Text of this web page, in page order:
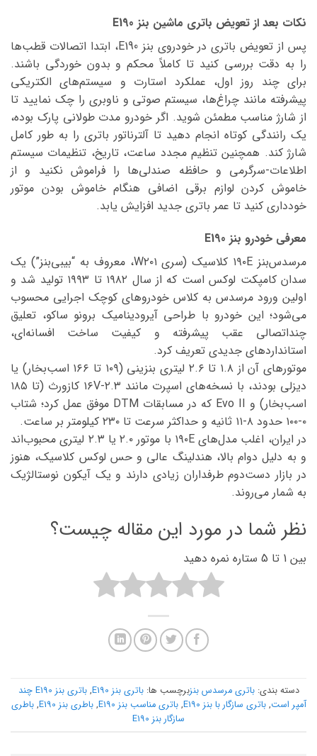
نکات بعد از تعویض باتری ماشین بنز E190
پس از تعویض باتری در خودروی بنز E190، ابتدا اتصالات قطب‌ها
را به دقت بررسی کنید تا کاملاً محکم و بدون خوردگی باشند.
برای چند روز اول، عملکرد استارت و سیستم‌های الکتریکی
پیشرفته مانند چراغ‌ها، سیستم صوتی و ناوبری را چک نمایید تا
از شارژ مناسب مطمئن شوید. اگر خودرو مدت طولانی پارک بوده،
یک رانندگی کوتاه انجام دهید تا آلترناتور باتری را به طور کامل
شارژ کند. همچنین تنظیم مجدد ساعت، تاریخ، تنظیمات سیستم
اطلاعات-سرگرمی و حافظه صندلی‌ها را فراموش نکنید و از
خاموش کردن لوازم برقی اضافی هنگام خاموش بودن موتور
خودداری کنید تا عمر باتری جدید افزایش یابد.
معرفی خودرو بنز E190
مرسدس‌بنز ۱۹۰E کلاسیک (سری W۲۰۱، معروف به “بیبی‌بنز”) یک
سدان کامپکت لوکس است که از سال ۱۹۸۲ تا ۱۹۹۳ تولید شد و
اولین ورود مرسدس به کلاس خودروهای کوچک اجرایی محسوب
می‌شود؛ این خودرو با طراحی آیرودینامیک برونو ساکو، تعلیق
چنداتصالی عقب پیشرفته و کیفیت ساخت افسانه‌ای،
استانداردهای جدیدی تعریف کرد.
موتورهای آن از ۱.۸ تا ۲.۶ لیتری بنزینی (۱۰۹ تا ۱۶۶ اسب‌بخار) یا
دیزلی بودند، با نسخه‌های اسپرت مانند ۲.۳-۱۶V کازورث (تا ۱۸۵
اسب‌بخار) و Evo II که در مسابقات DTM موفق عمل کرد؛ شتاب
۰-۱۰۰ حدود ۸-۱۱ ثانیه و حداکثر سرعت تا ۲۳۰ کیلومتر بر ساعت.
در ایران، اغلب مدل‌های ۱۹۰E با موتور ۲.۰ یا ۲.۳ لیتری محبوب‌اند
و به دلیل دوام بالا، هندلینگ عالی و حس لوکس کلاسیک، هنوز
در بازار دست‌دوم طرفداران زیادی دارند و یک آیکون نوستالژیک
به شمار می‌روند.
نظر شما در مورد این مقاله چیست؟
بین 1 تا 5 ستاره نمره دهید
دسته بندی:باتری مرسدس بنزبرچسب ها:باتری بنز E190 ,
باتری بنز E190 چند
آمپر است,باتری سازگار با بنز E190 ,باتری مناسب بنز E190 ,باطری بنز E190 ,باطری
سازگار بنز E190